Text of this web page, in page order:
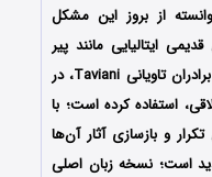
از بروز این مشکل
ایتالیایی مانند پیر
پائولو پازولینی Pier Paolo Pasolini و برادران تاویانی Taviani، در
استفاده کرده است؛ با
و بازسازی آثار آن‌ها
است؛ نسخه زبان اصلی